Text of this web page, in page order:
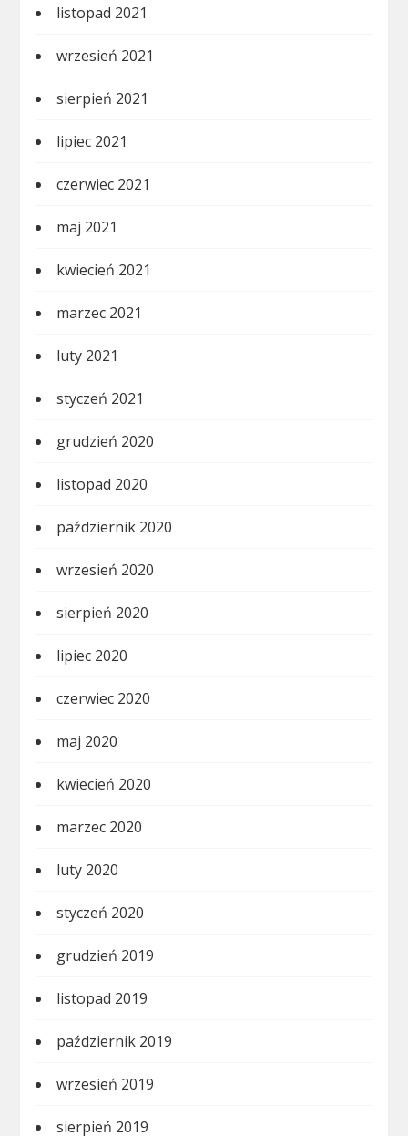
listopad 2021
wrzesień 2021
sierpień 2021
lipiec 2021
czerwiec 2021
maj 2021
kwiecień 2021
marzec 2021
luty 2021
styczeń 2021
grudzień 2020
listopad 2020
październik 2020
wrzesień 2020
sierpień 2020
lipiec 2020
czerwiec 2020
maj 2020
kwiecień 2020
marzec 2020
luty 2020
styczeń 2020
grudzień 2019
listopad 2019
październik 2019
wrzesień 2019
sierpień 2019